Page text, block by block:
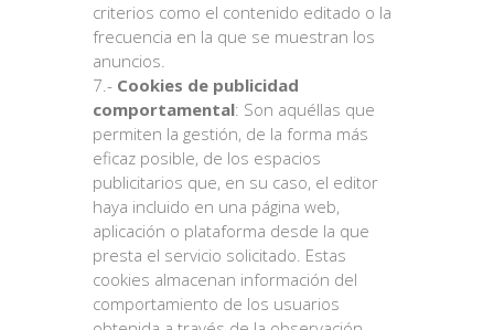
criterios como el contenido editado o la
frecuencia en la que se muestran los
anuncios.
7.- Cookies de publicidad
comportamental: Son aquéllas que
permiten la gestión, de la forma más
eficaz posible, de los espacios
publicitarios que, en su caso, el editor
haya incluido en una página web,
aplicación o plataforma desde la que
presta el servicio solicitado. Estas
cookies almacenan información del
comportamiento de los usuarios